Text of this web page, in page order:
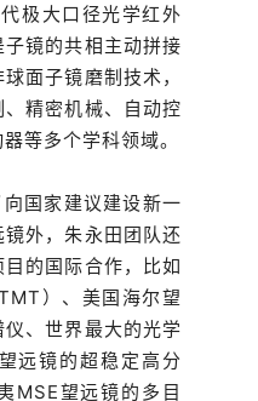
极大口径光学红外
镜的共相主动拼接
面子镜磨制技术，
精密机械、自动控
等多个学科领域。
国家建议建设新一
外，朱永田团队还
的国际合作，比如
）、美国海尔望
、世界最大的光学
远镜的超稳定高分
MSE望远镜的多目